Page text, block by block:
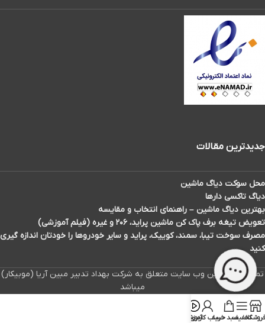
جدیدترین مقالات
محل سوکت دیاگ ماشین
دیاگ تاکسی دارها
بهترین دیاگ ماشین – راهنمای انتخاب و مقایسه
تعویض تیغه برف پاک کن ماشین پراید، ۲۰۶ و غیره (فیلم آموزشی)
مصرف سوخت تیبا، سمند، کوییک، پراید و سایر خودروها را خودتان اندازه گیری
کنید
تمامی حقوق این وب سایت متعلق به شرکت بهداد تدبیر مبین آریا (موبیکار)
میباشد
فروشگاهتخفیفسبد خریدحساب کاربری
آموزش